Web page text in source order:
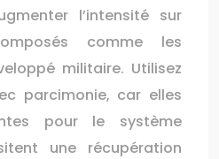
l’intensité sur
comme les
militaire. Utilisez
parcimonie, car elles
pour le système
une récupération